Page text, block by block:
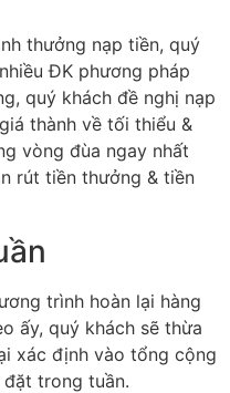
thưởng nạp tiền, quý
ĐK phương pháp
quý khách đề nghị nạp
thành về tối thiểu &
vòng đùa ngay nhất
rút tiền thưởng & tiền
trình hoàn lại hàng
ấy, quý khách sẽ thừa
xác định vào tổng cộng
trong tuần.